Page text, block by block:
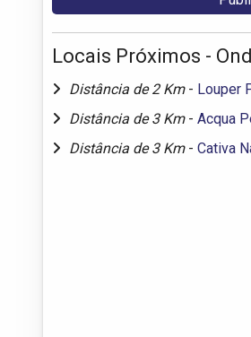
Locais Próximos -
Distância de 2 Km - Louper
Distância de 3 Km - Acqua
Distância de 3 Km - Cativa